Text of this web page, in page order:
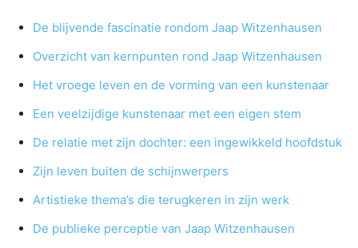
De blijvende fascinatie rondom Jaap Witzenhausen
Overzicht van kernpunten rond Jaap Witzenhausen
Het vroege leven en de vorming van een kunstenaar
Een veelzijdige kunstenaar met een eigen stem
De relatie met zijn dochter: een ingewikkeld hoofdstuk
Zijn leven buiten de schijnwerpers
Artistieke thema’s die terugkeren in zijn werk
De publieke perceptie van Jaap Witzenhausen